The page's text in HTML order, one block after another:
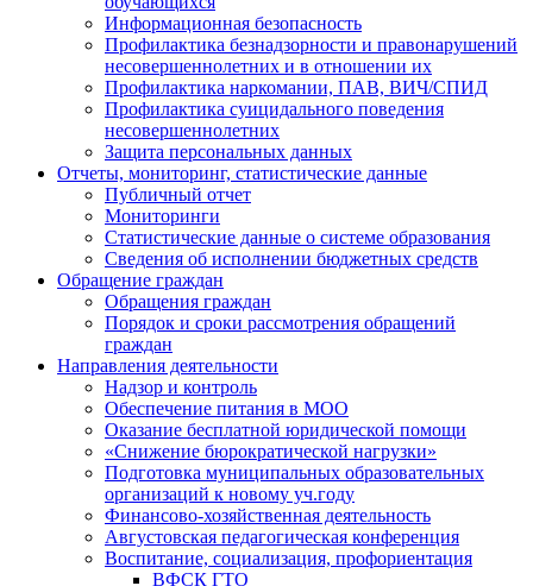
Информационная безопасность
Профилактика безнадзорности и правонарушений
несовершеннолетних и в отношении их
Профилактика наркомании, ПАВ, ВИЧ/СПИД
Профилактика суицидального поведения
несовершеннолетних
Защита персональных данных
Отчеты, мониторинг, статистические данные
Публичный отчет
Мониторинги
Статистические данные о системе образования
Сведения об исполнении бюджетных средств
Обращение граждан
Обращения граждан
Порядок и сроки рассмотрения обращений
граждан
Направления деятельности
Надзор и контроль
Обеспечение питания в МОО
Оказание бесплатной юридической помощи
«Снижение бюрократической нагрузки»
Подготовка муниципальных образовательных
организаций к новому уч.году
Финансово-хозяйственная деятельность
Августовская педагогическая конференция
Воспитание, социализация, профориентация
ВФСК ГТО